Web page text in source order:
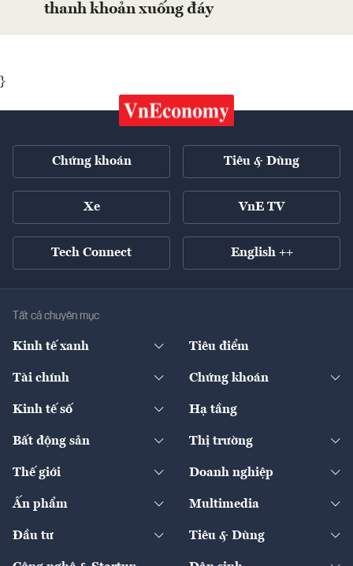
thanh khoản xuống đáy
}
Chứng khoán Tiêu & Dùng
Xe VnE TV
Tech Connect English ++
Tất cả chuyên mục
Kinh tế xanh
Diễn đàn
Tiêu điểm
Tài chính
Ngân hàng
Bảo hiểm
Chứng khoán
Doanh nghiệp niêm yết
Khung pháp lý
Kinh tế số
Sản phẩm - Thị trường
Start-up
Quản trị số
Hạ tầng
Bất động sản
Chính sách
Thị trường
Thị trường
Thế giới
Kinh tế
Doanh nghiệp
Ấn phẩm
The Guide
Multimedia
Đầu tư Tiêu & Dùng